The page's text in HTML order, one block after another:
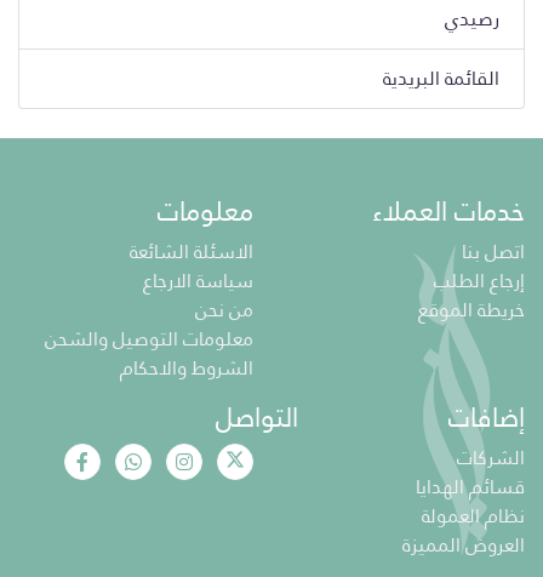
رصيدي
القائمة البريدية
خدمات العملاء
اتصل بنا
إرجاع الطلب
خريطة الموقع
معلومات
الاسئلة الشائعة
سياسة الارجاع
من نحن
معلومات التوصيل والشحن
الشروط والاحكام
إضافات
الشركات
قسائم الهدايا
نظام العمولة
العروض المميزة
التواصل